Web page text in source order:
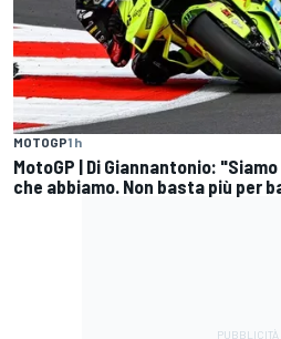
MOTOGP1 h
MotoGP | Di Giannantonio:
che abbiamo. Non basta più per